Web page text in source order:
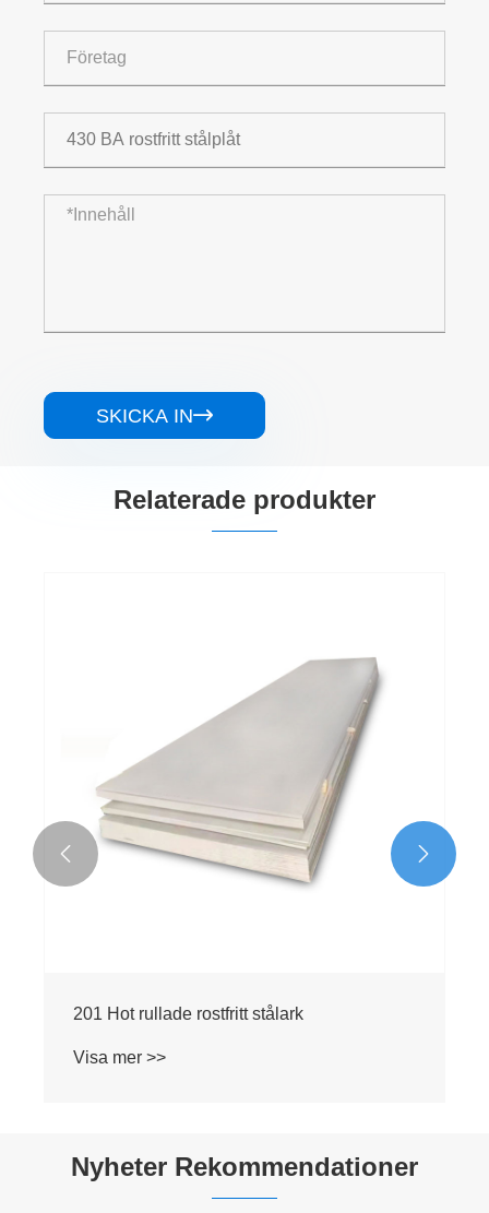
SKICKA IN
Relaterade produkter
202 Hot rullat rostfritt stålark
Visa mer >>
 
Nyheter Rekommendationer